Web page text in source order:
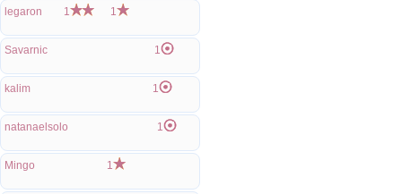
legaron 1 1
Savarnic 1
kalim 1
natanaelsolo 1
Mingo 1